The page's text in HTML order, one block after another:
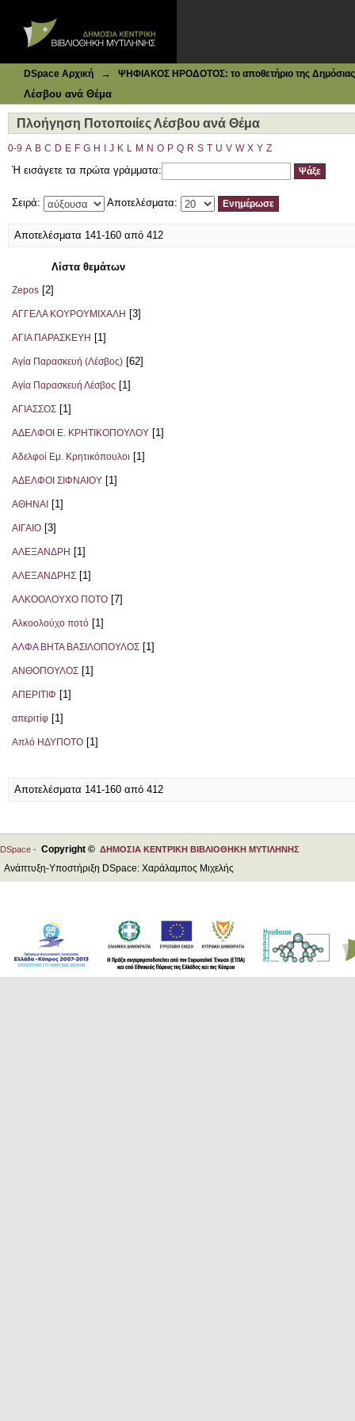
DSpace Αρχική → ΨΗΦΙΑΚΟΣ ΗΡΟΔΟΤΟΣ: το αποθετήριο της Δημόσιας
Λέσβου ανά Θέμα
Πλοήγηση Ποτοποιίες Λέσβου ανά Θέμα
0-9 A B C D E F G H J K L M N O P Q R S T U V W X Y Z
Ή εισάγετε τα πρώτα γράμματα:
Σειρά: Αποτελέσματα:
Αποτελέσματα 141-160 από 412
Λίστα θεμάτων
Zepos [2]
ΑΓΓΕΛΑ ΚΟΥΡΟΥΜΙΧΑΛΗ [3]
ΑΓΙΑ ΠΑΡΑΣΚΕΥΗ [1]
Αγία Παρασκευή (Λέσβος) [62]
Αγία Παρασκευή Λέσβος [1]
ΑΓΙΑΣΣΟΣ [1]
ΑΔΕΛΦΟΙ Ε. ΚΡΗΤΙΚΟΠΟΥΛΟΥ [1]
Αδελφοί Εμ. Κρητικόπουλοι [1]
ΑΔΕΛΦΟΙ ΣΙΦΝΑΙΟΥ [1]
ΑΘΗΝΑΙ [1]
ΑΙΓΑΙΟ [3]
ΑΛΕΞΑΝΔΡΗ [1]
ΑΛΕΞΑΝΔΡΗΣ [1]
ΑΛΚΟΟΛΟΥΧΟ ΠΟΤΟ [7]
Αλκοολούχο ποτό [1]
ΑΛΦΑ ΒΗΤΑ ΒΑΣΙΛΟΠΟΥΛΟΣ [1]
ΑΝΘΟΠΟΥΛΟΣ [1]
ΑΠΕΡΙΤΙΦ [1]
απεριτίφ [1]
Απλό ΗΔΥΠΟΤΟ [1]
Αποτελέσματα 141-160 από 412
DSpace - Copyright © ΔΗΜΟΣΙΑ ΚΕΝΤΡΙΚΗ ΒΙΒΛΙΟΘΗΚΗ ΜΥΤΙΛΗΝΗΣ
Ανάπτυξη-Υποστήριξη DSpace: Χαράλαμπος Μιχελής